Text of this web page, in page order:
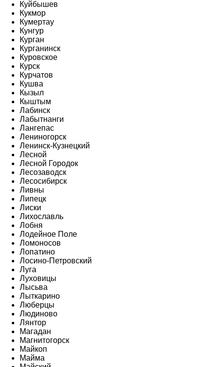
Куйбышев
Кукмор
Кумертау
Кунгур
Курган
Курганинск
Куровское
Курск
Курчатов
Кушва
Кызыл
Кыштым
Лабинск
Лабытнанги
Лангепас
Лениногорск
Ленинск-Кузнецкий
Лесной
Лесной Городок
Лесозаводск
Лесосибирск
Ливны
Липецк
Лиски
Лихославль
Лобня
Лодейное Поле
Ломоносов
Лопатино
Лосино-Петровский
Луга
Луховицы
Лысьва
Лыткарино
Люберцы
Людиново
Лянтор
Магадан
Магнитогорск
Майкоп
Майма